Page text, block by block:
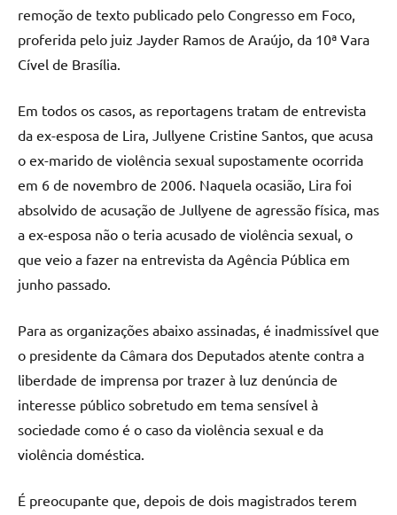
remoção de texto publicado pelo Congresso em Foco,
proferida pelo juiz Jayder Ramos de Araújo, da 10ª Vara
Cível de Brasília.
Em todos os casos, as reportagens tratam de entrevista
da ex-esposa de Lira, Jullyene Cristine Santos, que acusa
o ex-marido de violência sexual supostamente ocorrida
em 6 de novembro de 2006. Naquela ocasião, Lira foi
absolvido de acusação de Jullyene de agressão física, mas
a ex-esposa não o teria acusado de violência sexual, o
que veio a fazer na entrevista da Agência Pública em
junho passado.
Para as organizações abaixo assinadas, é inadmissível que
o presidente da Câmara dos Deputados atente contra a
liberdade de imprensa por trazer à luz denúncia de
interesse público sobretudo em tema sensível à
sociedade como é o caso da violência sexual e da
violência doméstica.
É preocupante que, depois de dois magistrados terem